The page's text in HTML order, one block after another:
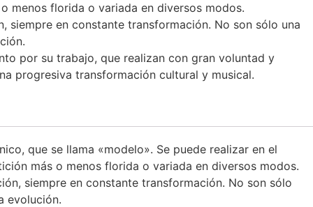
menos florida o variada en diversos modos.
siempre en constante transformación. No son sólo una
por su trabajo, que realizan con gran voluntad y
progresiva transformación cultural y musical.
que se llama «modelo». Se puede realizar en el
más o menos florida o variada en diversos modos.
siempre en constante transformación. No son sólo
evolución.